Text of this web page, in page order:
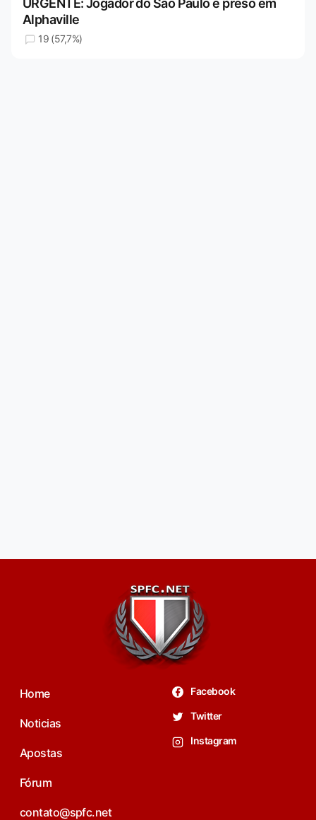
URGENTE: Jogador do São Paulo é preso em
Alphaville
19 (57,7%)
Home
Noticias
Apostas
Fórum
contato@spfc.net
Facebook
Twitter
Instagram